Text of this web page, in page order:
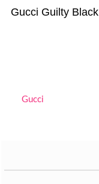
دکانت عطر گوچی گیلتی بلک زنانه | Gucci Guilty Black
Gucci